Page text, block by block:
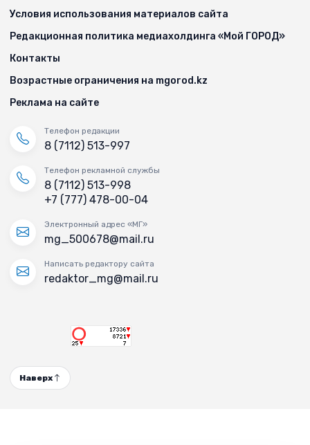
Условия использования материалов сайта
Редакционная политика медиахолдинга «Мой ГОРОД»
Контакты
Возрастные ограничения на mgorod.kz
Реклама на сайте
Телефон редакции
8 (7112) 513-997
Телефон рекламной службы
8 (7112) 513-998
+7 (777) 478-00-04
Электронный адрес «МГ»
mg_500678@mail.ru
Написать редактору сайта
redaktor_mg@mail.ru
Наверх